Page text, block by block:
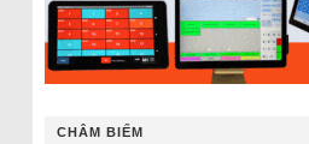
CHÂM BIẾM